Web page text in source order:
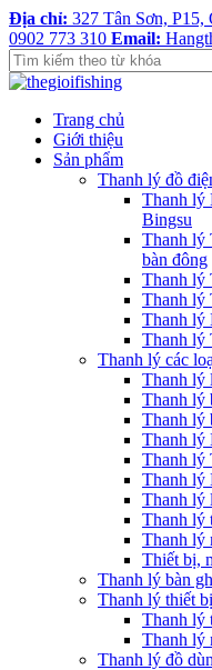
Địa chỉ: 327 Tân Sơn,
0902 773 310 Email:
Trang chủ
Giới thiệu
Sản phẩm
Thanh lý đồ
Thanh lý
Bingsu
Thanh lý
bàn đông
Thanh lý
Thanh lý
Thanh lý
Thanh lý
Thanh lý các
Thanh lý
Thanh lý
Thanh lý
Thanh lý
Thanh lý
Thanh lý
Thanh lý
Thanh lý
Thanh lý
Thiết bị,
Thanh lý bàn
Thanh lý thiết
Thanh lý
Thanh lý
Thanh lý đồ